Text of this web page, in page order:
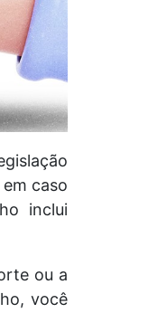
caso
inclui
ou a
você